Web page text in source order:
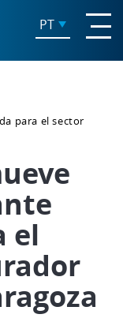
PT
para el sector
el